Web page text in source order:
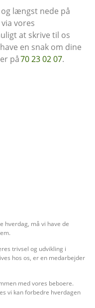
længst nede på
vores
at skrive til os
en snak om dine
på70 23 02 07.
hverdag, må vi have de
trivsel og udvikling i
hos os, er en medarbejder
med vores beboere.
vi kan forbedre hverdagen